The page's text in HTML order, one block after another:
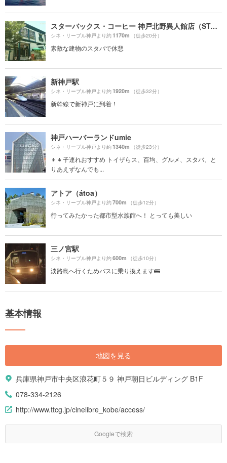
スターバックス・コーヒー 神戸北野異人館店（STARBUCKS COFFEE）
シネ・リーブル神戸より約1170m （徒歩20分）
素敵な建物のスタバで休憩
新神戸駅
シネ・リーブル神戸より約1920m （徒歩32分）
新幹線で新神戸に到着！
神戸ハーバーランドumie
シネ・リーブル神戸より約1340m （徒歩23分）
👦👧子連れおすすめ トイザらス、百均、グルメ、スタバ、と
りあえずなんでも...
アトア（átoa）
シネ・リーブル神戸より約700m （徒歩12分）
行ってみたかった都市型水族館へ！ とっても美しい
三ノ宮駅
シネ・リーブル神戸より約600m （徒歩10分）
淡路島へ行くためバスに乗り換えます🚌
基本情報
地図を見る
兵庫県神戸市中央区浪花町５９ 神戸朝日ビルディング B1F
078-334-2126
http://www.ttcg.jp/cinelibre_kobe/access/
Googleで検索